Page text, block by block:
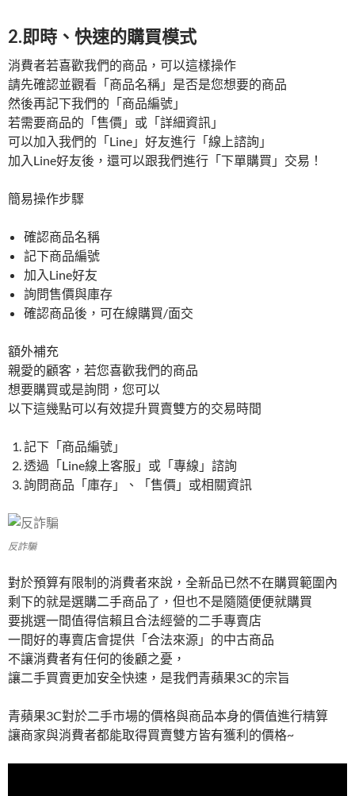
2.即時、快速的購買模式
消費者若喜歡我們的商品，可以這樣操作
請先確認並觀看「商品名稱」是否是您想要的商品
然後再記下我們的「商品編號」
若需要商品的「售價」或「詳細資訊」
可以加入我們的「Line」好友進行「線上諮詢」
加入Line好友後，還可以跟我們進行「下單購買」交易！
簡易操作步驟
確認商品名稱
記下商品編號
加入Line好友
詢問售價與庫存
確認商品後，可在線購買/面交
額外補充
親愛的顧客，若您喜歡我們的商品
想要購買或是詢問，您可以
以下這幾點可以有效提升買賣雙方的交易時間
記下「商品編號」
透過「Line線上客服」或「專線」諮詢
詢問商品「庫存」、「售價」或相關資訊
反詐騙
對於預算有限制的消費者來說，全新品已然不在購買範圍內
剩下的就是選購二手商品了，但也不是隨隨便便就購買
要挑選一間值得信賴且合法經營的二手專賣店
一間好的專賣店會提供「合法來源」的中古商品
不讓消費者有任何的後顧之憂，
讓二手買賣更加安全快速，是我們青蘋果3C的宗旨
青蘋果3C對於二手市場的價格與商品本身的價值進行精算
讓商家與消費者都能取得買賣雙方皆有獲利的價格~